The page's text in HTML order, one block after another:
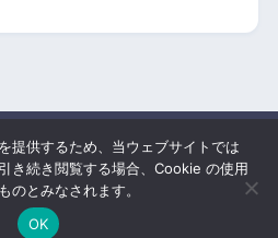
HOME
プライバシーポリシー
All rights reserved.
提供するため、当ウェブサイトでは
き続き閲覧する場合、Cookie の使用
のとみなされます。
OK